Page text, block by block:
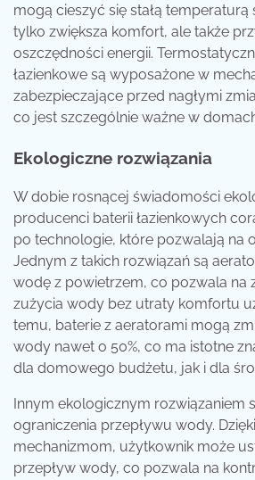
mogą cieszyć się stałą temperaturą
tylko zwiększa komfort, ale także
oszczędności energii.
łazienkowe są wyposażone w
zabezpieczające przed nagłymi
co jest szczególnie ważne w
Ekologiczne rozwiązania
W dobie rosnącej świadomości
producenci baterii łazienkowych
po technologie, które pozwalają na
Jednym z takich rozwiązań są
wodę z powietrzem, co pozwala na
zużycia wody bez utraty komfortu
temu, baterie z aeratorami mogą
wody nawet o 50%, co ma istotne
dla domowego budżetu, jak i dla
Innym ekologicznym rozwiązaniem
ograniczenia przepływu wody.
mechanizmom, użytkownik może
przepływ wody, co pozwala na